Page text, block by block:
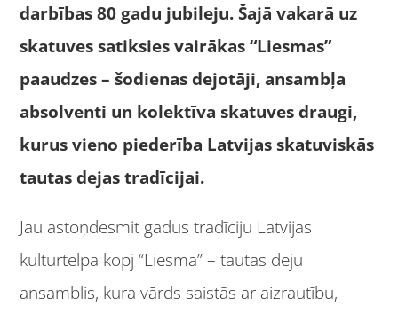
darbības 80 gadu jubileju. Šajā vakarā uz
skatuves satiksies vairākas “Liesmas”
paaudzes – šodienas dejotāji, ansambļa
absolventi un kolektīva skatuves draugi,
kurus vieno piederība Latvijas skatuviskās
tautas dejas tradīcijai.
Jau astoņdesmit gadus tradīciju Latvijas
kultūrtelpā kopj “Liesma” – tautas deju
ansamblis, kura vārds saistās ar aizrautību,